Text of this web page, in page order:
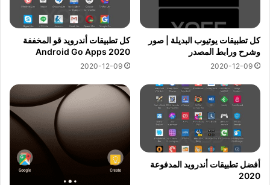
كل تطبيقات يوتيوب البديلة | صور
وشرح ورابط المصدر
2020-12-09
كل تطبيقات أندرويد قو المخففة
Android Go Apps 2020
2020-12-09
أفضل تطبيقات أندرويد المدفوعة
2020